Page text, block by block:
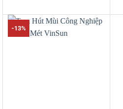
sao
8,600,000 ₫.là:
8,400,000 ₫.
-13%